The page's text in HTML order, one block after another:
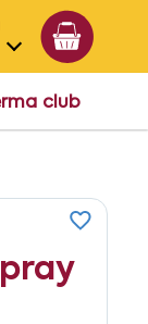
club